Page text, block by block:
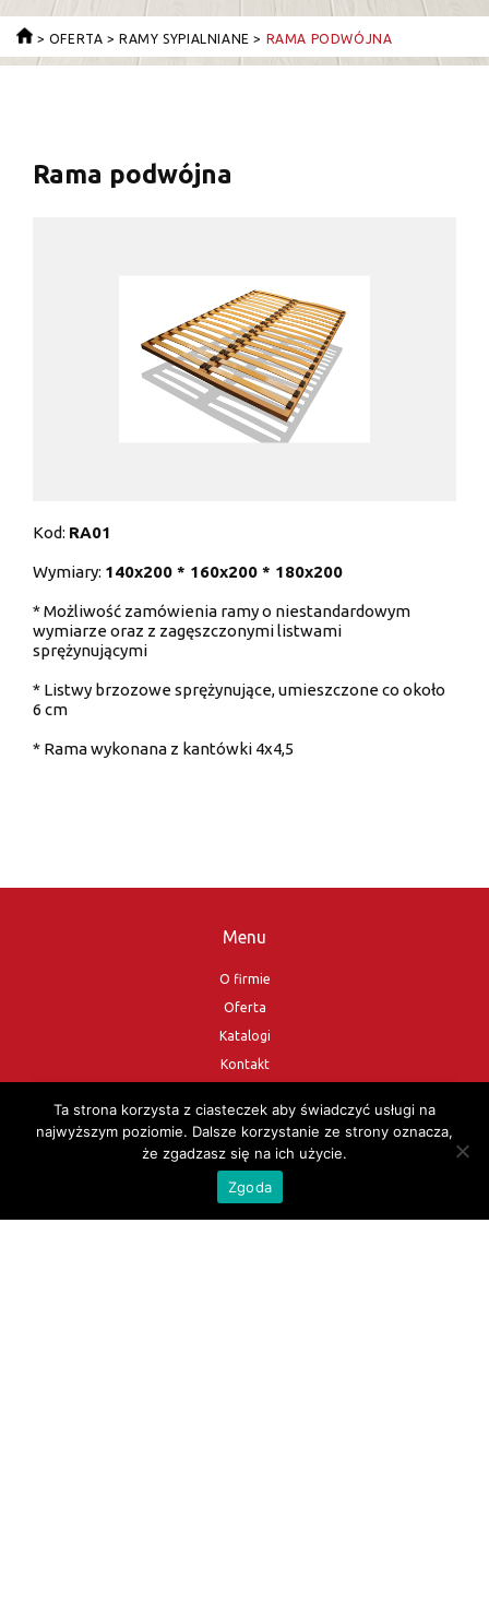
> OFERTA > RAMY SYPIALNIANE > RAMA PODWÓJNA
Rama podwójna
Kod: RA01
Wymiary: 140x200 * 160x200 * 180x200
* Możliwość zamówienia ramy o niestandardowym
wymiarze oraz z zagęszczonymi listwami
sprężynującymi
* Listwy brzozowe sprężynujące, umieszczone co około
6 cm
* Rama wykonana z kantówki 4x4,5
Menu
O firmie
Oferta
Katalogi
Kontakt
Sklep
Nasi Partnerzy
Ta strona korzysta z ciasteczek aby świadczyć usługi na
najwyższym poziomie. Dalsze korzystanie ze strony oznacza,
że zgadzasz się na ich użycie.
Zgoda